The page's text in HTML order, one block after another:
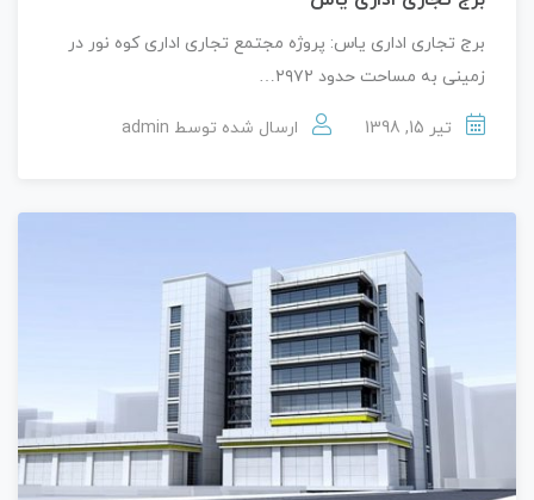
برج تجاری اداری یاس: پروژه مجتمع تجاری اداری کوه نور در
زمینی به مساحت حدود ۲۹۷۲…
تیر 15, 1398 ارسال شده توسط admin